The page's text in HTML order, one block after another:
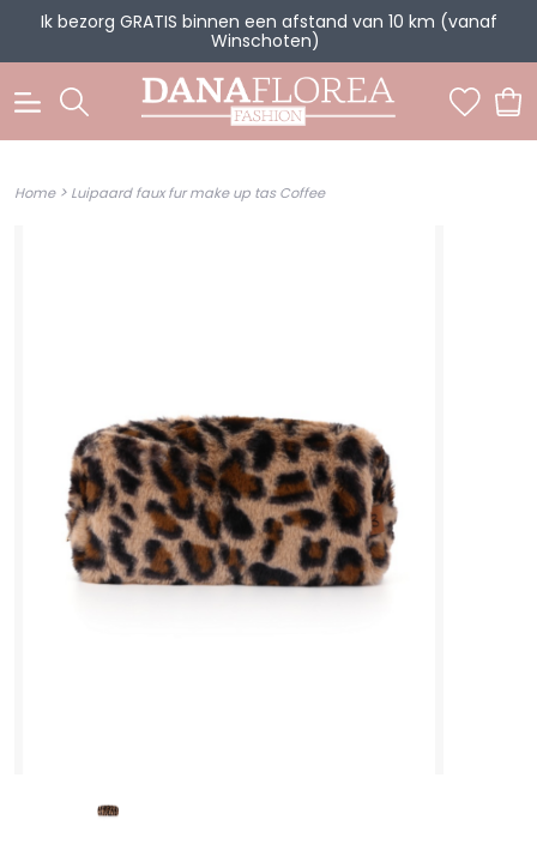
Ik bezorg GRATIS binnen een afstand van 10 km (vanaf
Winschoten)
Home> Luipaard faux fur make up tas Coffee